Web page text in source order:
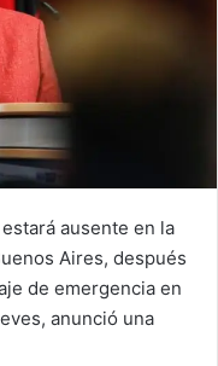
ausente en la
Aires, después
de emergencia en
anunció una